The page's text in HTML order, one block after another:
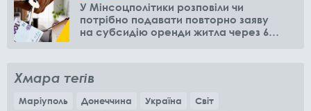
У Мінсоцполітики розповіли чи
потрібно подавати повторно заяву
на субсидію оренди житла через 6
Хмара тегів
Маріуполь Донеччина Україна
Світ